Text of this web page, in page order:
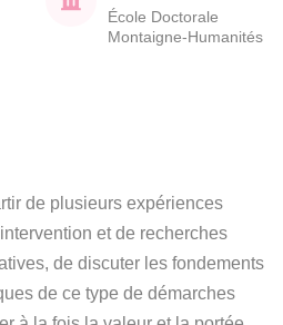
École Doctorale
Montaigne-Humanités
de plusieurs expériences
et de recherches
de discuter les fondements
de ce type de démarches